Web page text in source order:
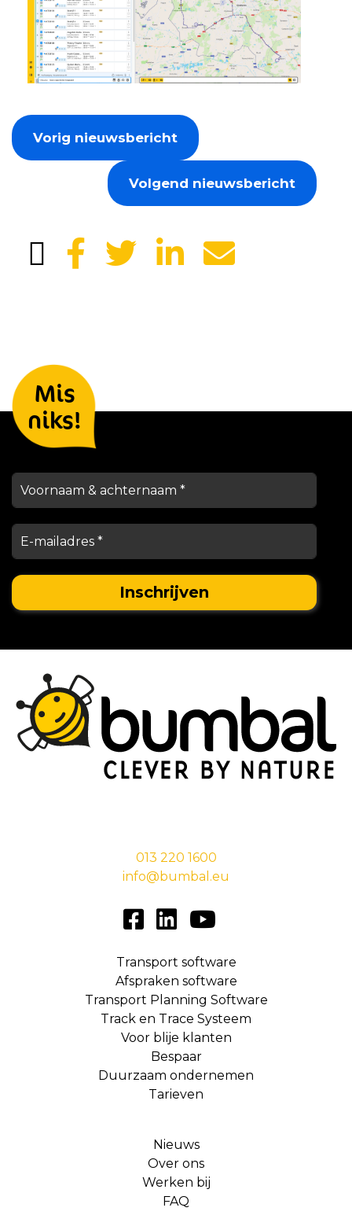
Vorig nieuwsbericht
Volgend nieuwsbericht
Mis
niks!
013 220 1600
info@bumbal.eu
Transport software
Afspraken software
Transport Planning Software
Track en Trace Systeem
Voor blije klanten
Bespaar
Duurzaam ondernemen
Tarieven
Nieuws
Over ons
Werken bij
FAQ